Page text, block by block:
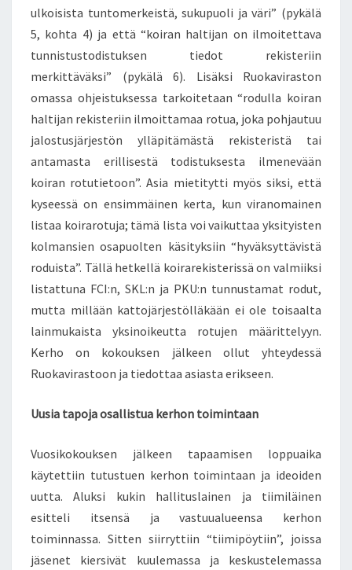
ulkoisista tuntomerkeistä, sukupuoli ja väri” (pykälä
5, kohta 4) ja että “koiran haltijan on ilmoitettava
tunnistustodistuksen tiedot rekisteriin
merkittäväksi” (pykälä 6). Lisäksi Ruokaviraston
omassa ohjeistuksessa tarkoitetaan “rodulla koiran
haltijan rekisteriin ilmoittamaa rotua, joka pohjautuu
jalostusjärjestön ylläpitämästä rekisteristä tai
antamasta erillisestä todistuksesta ilmenevään
koiran rotutietoon”. Asia mietitytti myös siksi, että
kyseessä on ensimmäinen kerta, kun viranomainen
listaa koirarotuja; tämä lista voi vaikuttaa yksityisten
kolmansien osapuolten käsityksiin “hyväksyttävistä
roduista”. Tällä hetkellä koirarekisterissä on valmiiksi
listattuna FCI:n, SKL:n ja PKU:n tunnustamat rodut,
mutta millään kattojärjestölläkään ei ole toisaalta
lainmukaista yksinoikeutta rotujen määrittelyyn.
Kerho on kokouksen jälkeen ollut yhteydessä
Ruokavirastoon ja tiedottaa asiasta erikseen.
Uusia tapoja osallistua kerhon toimintaan
Vuosikokouksen jälkeen tapaamisen loppuaika
käytettiin tutustuen kerhon toimintaan ja ideoiden
uutta. Aluksi kukin hallituslainen ja tiimiläinen
esitteli itsensä ja vastuualueensa kerhon
toiminnassa. Sitten siirryttiin “tiimipöytiin”, joissa
jäsenet kiersivät kuulemassa ja keskustelemassa